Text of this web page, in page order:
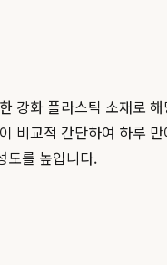
강화 플라스틱 소재로
비교적 간단하여 하루
도를 높입니다.